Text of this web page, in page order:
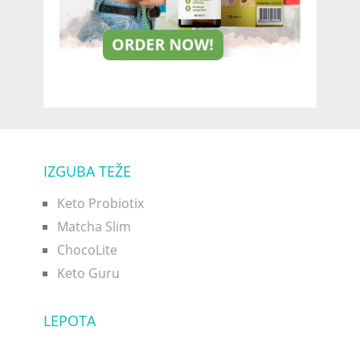
IZGUBA TEŽE
Keto Probiotix
Matcha Slim
ChocoLite
Keto Guru
LEPOTA